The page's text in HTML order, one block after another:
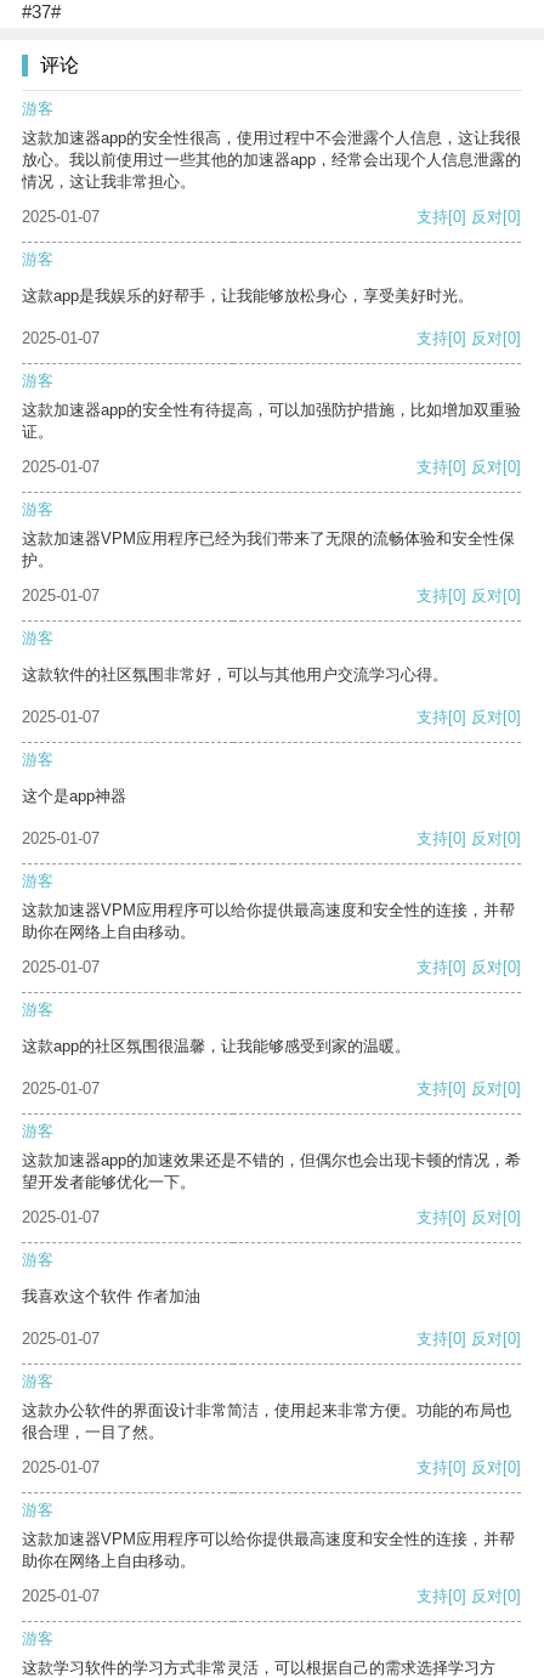
#37#
评论
游客
这款加速器app的安全性很高，使用过程中不会泄露个人信息，这让我很
放心。我以前使用过一些其他的加速器app，经常会出现个人信息泄露的
情况，这让我非常担心。
2025-01-07
支持[0] 反对[0]
游客
这款app是我娱乐的好帮手，让我能够放松身心，享受美好时光。
2025-01-07 支持[0] 反对[0]
游客
这款加速器app的安全性有待提高，可以加强防护措施，比如增加双重验
证。
2025-01-07
支持[0] 反对[0]
游客
这款加速器VPM应用程序已经为我们带来了无限的流畅体验和安全性保
护。
2025-01-07
支持[0] 反对[0]
游客
这款软件的社区氛围非常好，可以与其他用户交流学习心得。
2025-01-07 支持[0] 反对[0]
游客
这个是app神器
2025-01-07 支持[0] 反对[0]
游客
这款加速器VPM应用程序可以给你提供最高速度和安全性的连接，并帮
助你在网络上自由移动。
2025-01-07
支持[0] 反对[0]
游客
这款app的社区氛围很温馨，让我能够感受到家的温暖。
2025-01-07 支持[0] 反对[0]
游客
这款加速器app的加速效果还是不错的，但偶尔也会出现卡顿的情况，希
望开发者能够优化一下。
2025-01-07
支持[0] 反对[0]
游客
我喜欢这个软件 作者加油
2025-01-07 支持[0] 反对[0]
游客
这款办公软件的界面设计非常简洁，使用起来非常方便。功能的布局也
很合理，一目了然。
2025-01-07
支持[0] 反对[0]
游客
这款加速器VPM应用程序可以给你提供最高速度和安全性的连接，并帮
助你在网络上自由移动。
2025-01-07
支持[0] 反对[0]
游客
这款学习软件的学习方式非常灵活，可以根据自己的需求选择学习方